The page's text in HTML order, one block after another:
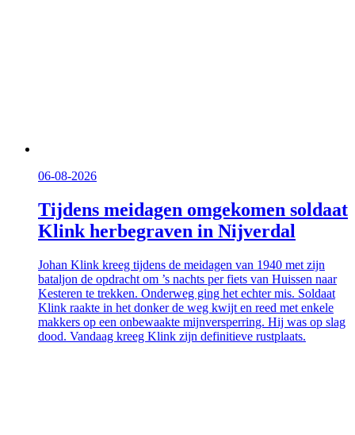
06-08-2026
Tijdens meidagen omgekomen soldaat
Klink herbegraven in Nijverdal
Johan Klink kreeg tijdens de meidagen van 1940 met zijn
bataljon de opdracht om ’s nachts per fiets van Huissen naar
Kesteren te trekken. Onderweg ging het echter mis. Soldaat
Klink raakte in het donker de weg kwijt en reed met enkele
makkers op een onbewaakte mijnversperring. Hij was op slag
dood. Vandaag kreeg Klink zijn definitieve rustplaats.